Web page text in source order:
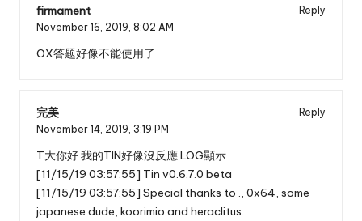
firmament
Reply
November 16, 2019, 8:02 AM
OX答题好像不能使用了
完美
Reply
November 14, 2019, 3:19 PM
T大你好 我的TIN好像沒反應 LOG顯示
[11/15/19 03:57:55] Tin v0.6.7.0 beta
[11/15/19 03:57:55] Special thanks to ., 0x64, some
japanese dude, koorimio and heraclitus.